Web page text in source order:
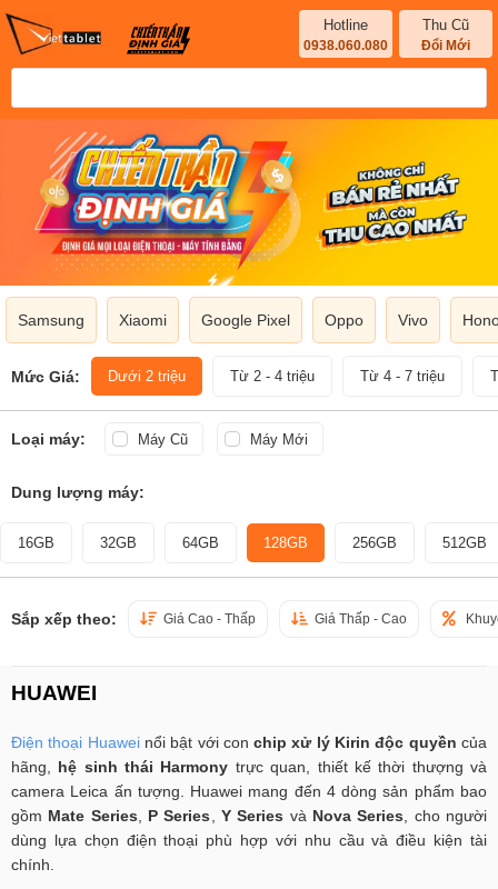
Hotline
0938.060.080
Thu Cũ
Đổi Mới
Samsung Xiaomi Google Pixel Oppo Vivo
Mức Giá: Dưới 2 triệu Từ 2 - 4 triệu Từ 4 - 7 triệu
Loại máy: Máy Cũ Máy Mới
Dung lượng máy:
16GB 32GB 64GB 128GB 256GB 512GB
Sắp xếp theo: Giá Cao - Thấp Giá Thấp - Cao
HUAWEI
Điện thoại Huaweinổi bật với conchip xử lý Kirin độc quyền của
hãng, hệ sinh thái Harmony trực quan, thiết kế thời thượng và
camera Leica ấn tượng. Huawei mang đến 4 dòng sản phẩm bao
gồm Mate Series P Series Y Series và Nova Series , cho người
dùng lựa chọn điện thoại phù hợp với nhu cầu và điều kiện tài
chính.